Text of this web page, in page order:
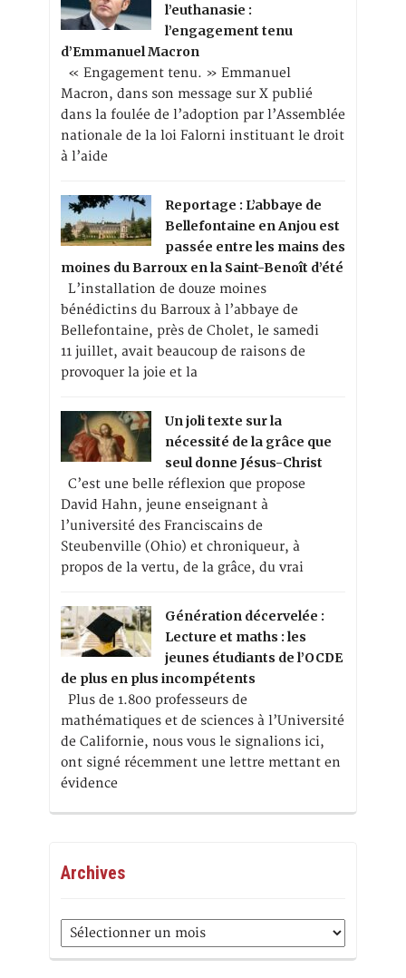
l’euthanasie :
l’engagement tenu
d’Emmanuel Macron
« Engagement tenu. » Emmanuel
Macron, dans son message sur X publié
dans la foulée de l’adoption par l’Assemblée
nationale de la loi Falorni instituant le droit
à l’aide
Reportage : L’abbaye de
Bellefontaine en Anjou est
passée entre les mains des
moines du Barroux en la Saint-Benoît d’été
L’installation de douze moines
bénédictins du Barroux à l’abbaye de
Bellefontaine, près de Cholet, le samedi
11 juillet, avait beaucoup de raisons de
provoquer la joie et la
Un joli texte sur la
nécessité de la grâce que
seul donne Jésus-Christ
C’est une belle réflexion que propose
David Hahn, jeune enseignant à
l’université des Franciscains de
Steubenville (Ohio) et chroniqueur, à
propos de la vertu, de la grâce, du vrai
Génération décervelée :
Lecture et maths : les
jeunes étudiants de l’OCDE
de plus en plus incompétents
Plus de 1.800 professeurs de
mathématiques et de sciences à l’Université
de Californie, nous vous le signalions ici,
ont signé récemment une lettre mettant en
évidence
Archives
Archives